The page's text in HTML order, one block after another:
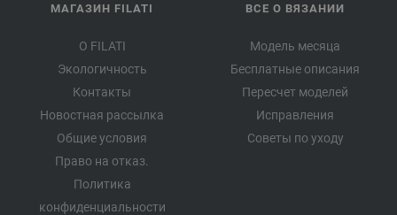
МАГАЗИН FILATI
О FILATI
Экологичность
Контакты
Новостная рассылка
Общие условия
Право на отказ.
Политика
конфиденциальности
ВСЕ О ВЯЗАНИИ
Модель месяца
Бесплатные описания
Пересчет моделей
Исправления
Советы по уходу